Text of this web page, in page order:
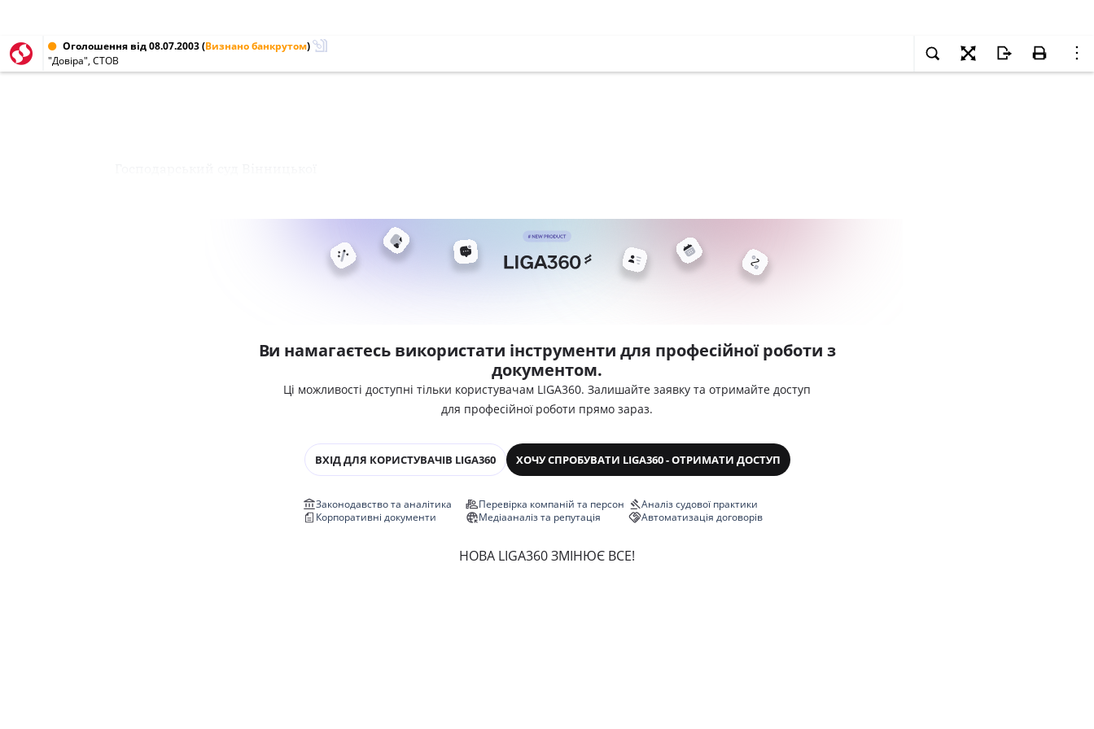
Оголошення від 08.07.2003(Визнано банкрутом)
"Довіра", СТОВ
Ви намагаєтесь використати інструменти для професійної роботи з
документом.
Ці можливості доступні тільки користувачам LIGA360. Залишайте заявку та отримайте доступ
для професійної роботи прямо зараз.
ВХІД ДЛЯ КОРИСТУВАЧІВ LIGA360 ХОЧУ СПРОБУВАТИ LIGA360 - ОТРИМАТИ ДОСТУП
Законодавство та аналітика
Корпоративні документи
Перевірка компаній та персон
Медіааналіз та репутація
Аналіз судової практики
Автоматизація договорів
НОВА LIGA360 ЗМІНЮЄ ВСЕ!